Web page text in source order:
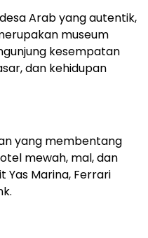
Arab yang autentik,
museum
kesempatan
dan kehidupan
yang membentang
mewah, mal, dan
Yas Marina, Ferrari